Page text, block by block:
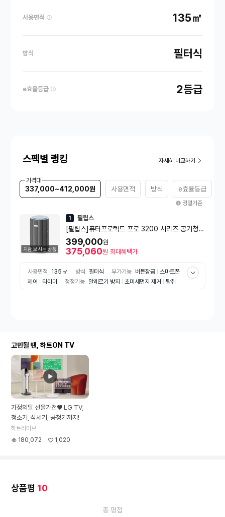
사용면적 135㎡
방식 필터식
e효율등급 2등급
스펙별 랭킹 자세히 비교하기
가격대
337,000~412,000원 사용면적 방식 e효율등급
정렬기준
지금 보시는 상품
1 필립스
[필립스]퓨터프로텍트 프로 3200 시리즈 공기청정
기 _ AC3220/10
399,000원
375,060원 최대혜택가
사용면적 135㎡ 방식 필터식 부가기능 버튼잠금
스마트폰
제어
타이머 청정기능 알레르기 방지 초미세먼지 제거
탈취
고민될 땐, 하트ON TV
가정의달 선물가전♥ LG TV,
청소기, 식세기, 공청기까지!
하트라이브
180,072
1,020
상품평 10
총 평점